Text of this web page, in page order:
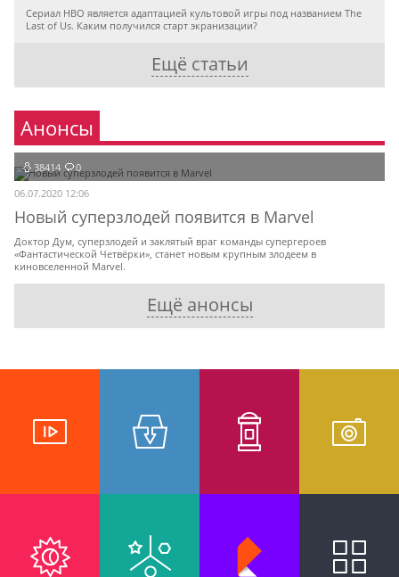
Сериал HBO является адаптацией культовой игры под названием The
Last of Us. Каким получился старт экранизации?
Ещё статьи
Анонсы
38414 0
06.07.2020 12:06
Новый суперзлодей появится в Marvel
Доктор Дум, суперзлодей и заклятый враг команды супергероев
«Фантастической Четвёрки», станет новым крупным злодеем в
киновселенной Marvel.
Ещё анонсы